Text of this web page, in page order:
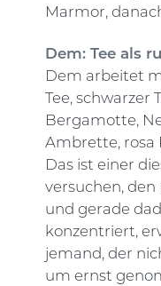
Marmor,
Dem: Tee als
Dem arbeitet
Tee, schwarzer
Bergamotte,
Ambrette, rosa
Das ist einer
versuchen,
und gerade
konzentriert,
jemand, der
um ernst